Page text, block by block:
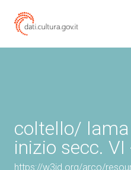
coltello/
inizio secc. VI
https://w3id.org/arco/